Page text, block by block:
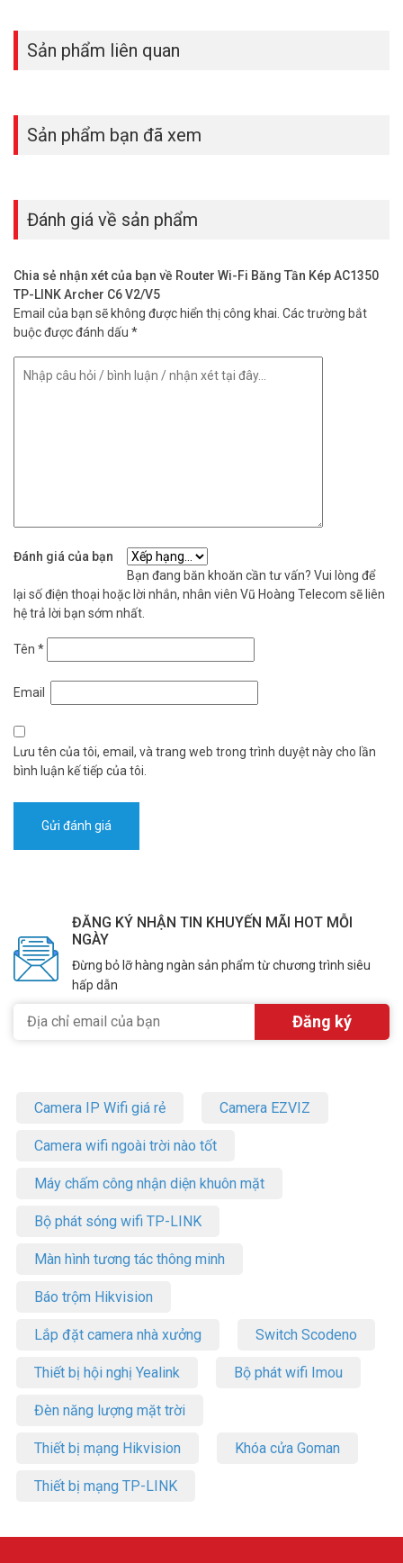
phòng dưới 10 người dùng cùng lúc.
mà. Nâng cấp mạng gia đình ngay hôm nay. Đến Vũ Hoàng
Telecom để được tư vấn và mua hàng chính hãng, giá tốt nhất!
Sản phẩm liên quan
Sản phẩm bạn đã xem
Đánh giá về sản phẩm
Chia sẻ nhận xét của bạn về Router Wi-Fi Băng Tần Kép AC1350
TP-LINK Archer C6 V2/V5
Email của bạn sẽ không được hiển thị công khai. Các trường bắt
buộc được đánh dấu *
Đánh giá của bạn
Bạn đang băn khoăn cần tư vấn? Vui lòng để
lại số điện thoại hoặc lời nhắn, nhân viên Vũ Hoàng Telecom sẽ liên
hệ trả lời bạn sớm nhất.
Tên *
Email
Lưu tên của tôi, email, và trang web trong trình duyệt này cho lần
bình luận kế tiếp của tôi.
ĐĂNG KÝ NHẬN TIN KHUYẾN MÃI HOT MỖI
NGÀY
Đừng bỏ lỡ hàng ngàn sản phẩm từ chương trình siêu
hấp dẫn
Camera IP Wifi giá rẻ Camera EZVIZ
Camera wifi ngoài trời nào tốt
Máy chấm công nhận diện khuôn mặt
Bộ phát sóng wifi TP-LINK
Màn hình tương tác thông minh
Báo trộm Hikvision
Lắp đặt camera nhà xưởng Switch Scodeno
Thiết bị hội nghị Yealink Bộ phát wifi Imou
Đèn năng lượng mặt trời
Thiết bị mạng Hikvision Khóa cửa Goman
Thiết bị mạng TP-LINK